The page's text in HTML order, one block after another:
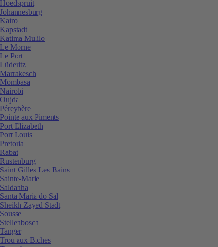
Hoedspruit
Johannesburg
Kairo
Kapstadt
Katima Mulilo
Le Morne
Le Port
Lüderitz
Marrakesch
Mombasa
Nairobi
Oujda
Péreybère
Pointe aux Piments
Port Elizabeth
Port Louis
Pretoria
Rabat
Rustenburg
Saint-Gilles-Les-Bains
Sainte-Marie
Saldanha
Santa Maria do Sal
Sheikh Zayed Stadt
Sousse
Stellenbosch
Tanger
Trou aux Biches